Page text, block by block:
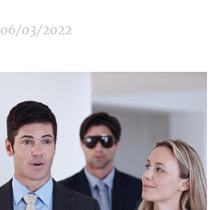
06/03/2022